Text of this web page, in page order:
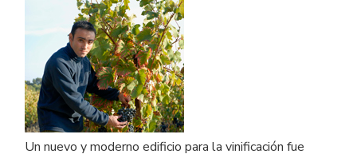
Un nuevo y moderno edificio para la vinificación fue